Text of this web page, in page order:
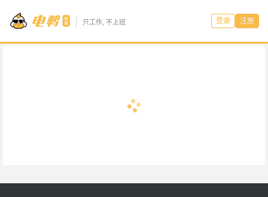
只工作, 不上班 登录 注册